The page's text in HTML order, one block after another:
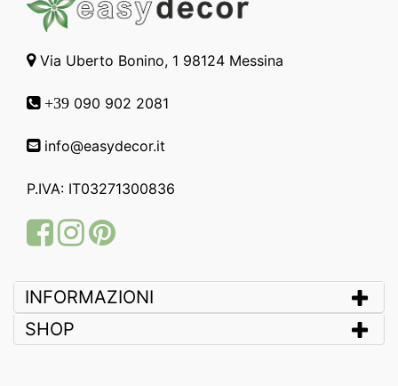
Via Uberto Bonino, 1 98124 Messina
+39 090 902 2081
info@easydecor.it
P.IVA: IT03271300836
FacebookInstagram
Pinterest
INFORMAZIONI
SHOP